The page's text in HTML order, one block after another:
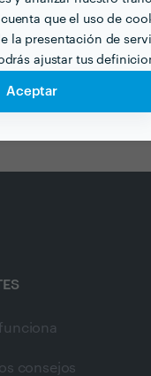
que el uso de
la presentación de
ajustar tus
Aceptar
en barcelona
consejos